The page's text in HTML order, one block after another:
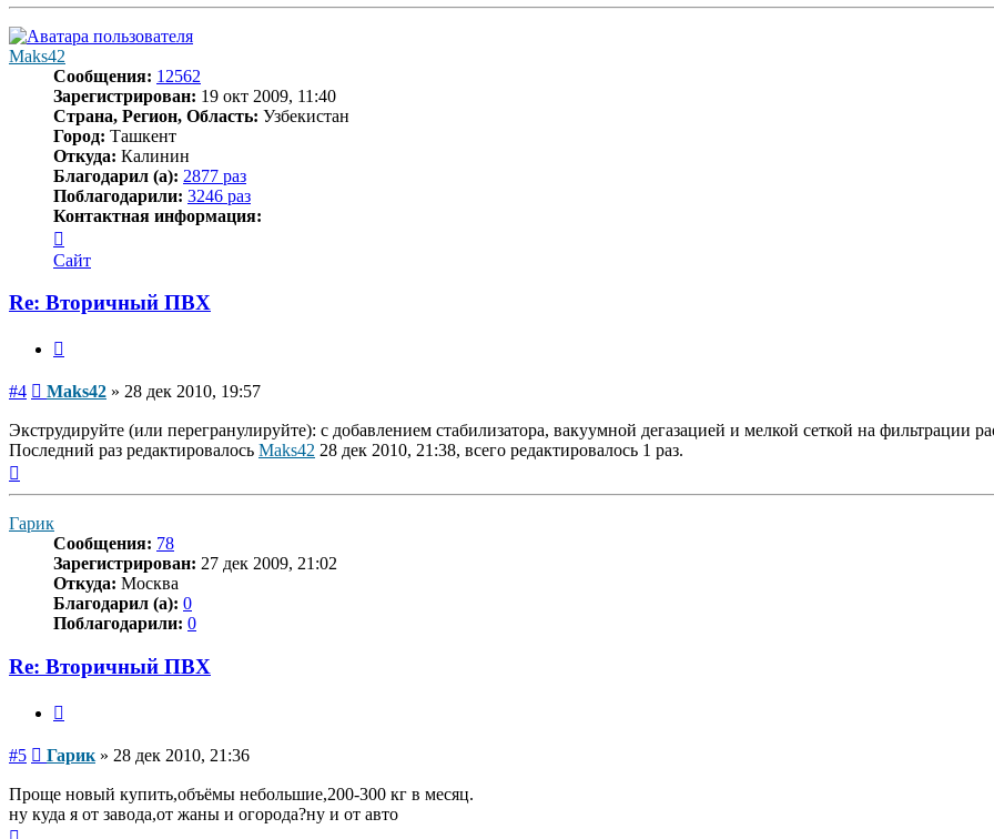
Maks42
Сообщения: 12562
Зарегистрирован: 19 окт 2009, 11:40
Страна, Регион, Область: Узбекистан
Город: Ташкент
Откуда: Калинин
Благодарил (а): 2877 раз
Поблагодарили: 3246 раз
Контактная информация:
информация
пользователя
Сайт
Re: Вторичный ПВХ
#4 Сообщение
Maks42 » 28 дек 2010, 19:57
Экструдируйте (или перегранулируйте): с добавлением стабилизатора, вакуумной дегазацией и мелкой сеткой на фильтрации
Последний раз редактировалось Maks42 28 дек 2010, 21:38, всего редактировалось 1 раз.
Гарик
Сообщения: 78
Зарегистрирован: 27 дек 2009, 21:02
Откуда: Москва
Благодарил (а): 0
Поблагодарили: 0
Re: Вторичный ПВХ
#5 Сообщение
Гарик » 28 дек 2010, 21:36
Проще новый купить,объёмы небольшие,200-300 кг в месяц.
ну куда я от завода,от жаны и огорода?ну и от авто